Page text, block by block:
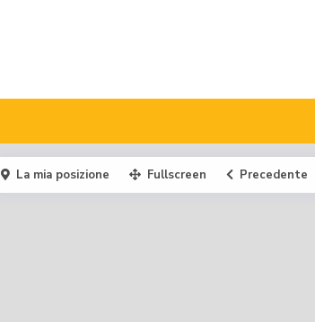
La mia posizione Fullscreen Precedente